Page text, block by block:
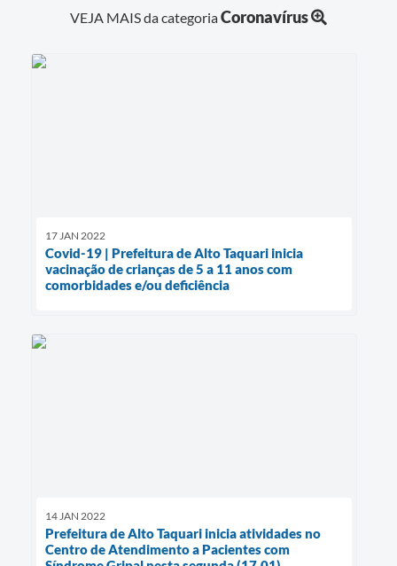
VEJA MAIS da categoriaCoronavírus
17 JAN 2022
Covid-19 | Prefeitura de Alto Taquari inicia
vacinação de crianças de 5 a 11 anos com
comorbidades e/ou deficiência
14 JAN 2022
Prefeitura de Alto Taquari inicia atividades no
Centro de Atendimento a Pacientes com